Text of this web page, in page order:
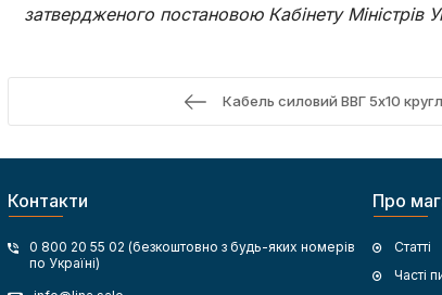
затвердженого постановою Кабінету Міністрів
Кабель силовий ВВГ 5х10
Контакти
0 800 20 55 02 (безкоштовно з будь-яких номерів
по Україні)
Про
Статті
Часті